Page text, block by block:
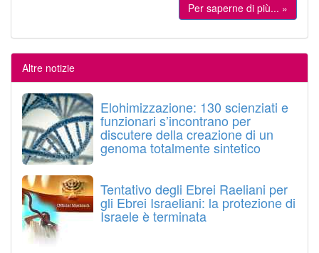
Per saperne di più... »
Altre notizie
Elohimizzazione: 130 scienziati e
funzionari s’incontrano per
discutere della creazione di un
genoma totalmente sintetico
Tentativo degli Ebrei Raeliani per
gli Ebrei Israeliani: la protezione di
Israele è terminata